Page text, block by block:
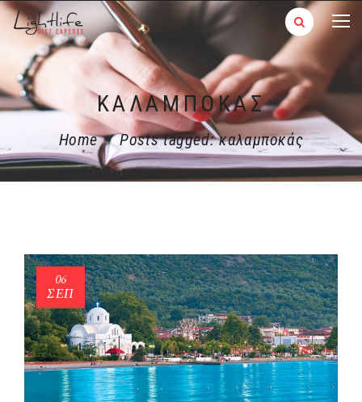
ΚΑΛΑΜΠΟΚΆΣ
Home - Posts tagged: καλαμποκάς
06
ΣΕΠ